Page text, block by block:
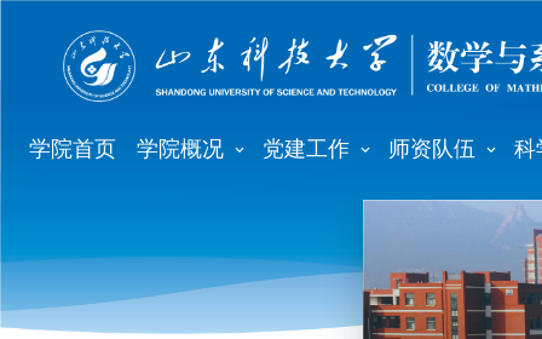
学院首页 学院概况 党建工作 师资队伍 科